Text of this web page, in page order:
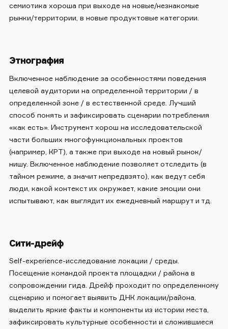
семиотика хороша при выходе на новые/незнакомые
рынки/территории, в новые продуктовые категории.
Этнография
Включенное наблюдение за особенностями поведения
целевой аудитории на определенной территории / в
определенной зоне / в естественной среде. Лучший
способ понять и зафиксировать сценарии потребления
«как есть». Инструмент хорош на исследовательской
части больших многофункциональных проектов
(например, КРТ), а также при выходе на новый рынок/
нишу. Включенное наблюдение позволяет отследить (в
тайном режиме, а значит непредвзято), как ведут себя
люди, какой контекст их окружает, какие эмоции они
испытывают, как выглядит их ежедневный маршрут и тд.
Сити-дрейф
Self-experience-исследование локации / среды.
Посещение командой проекта площадки / района в
сопровождении гида. Дрейф проходит по определенному
сценарию и помогает выявить ДНК локации/района,
выделить яркие факты и компоненты из истории места,
зафиксировать культурные особенности и сложившиеся